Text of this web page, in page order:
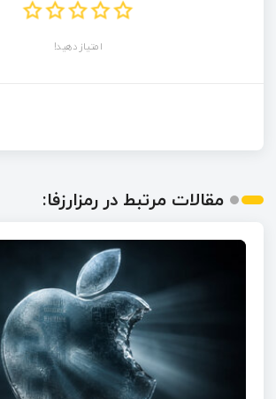
امتیاز دهید!
مقالات مرتبط در رمزارزفا: